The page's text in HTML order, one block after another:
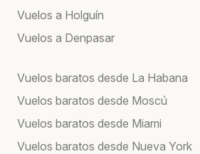
Vuelos a Holguín
Vuelos a Denpasar
Vuelos baratos desde La Habana
Vuelos baratos desde Moscú
Vuelos baratos desde Miami
Vuelos baratos desde Nueva York